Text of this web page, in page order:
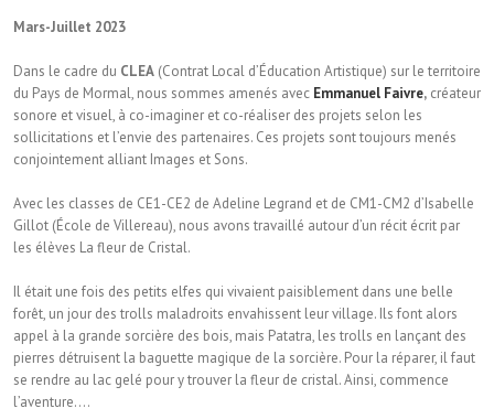
Mars-Juillet 2023
Dans le cadre du CLEA (Contrat Local d’Éducation Artistique) sur le territoire
du Pays de Mormal, nous sommes amenés avec Emmanuel Faivre, créateur
sonore et visuel, à co-imaginer et co-réaliser des projets selon les
sollicitations et l’envie des partenaires. Ces projets sont toujours menés
conjointement alliant Images et Sons.
Avec les classes de CE1-CE2 de Adeline Legrand et de CM1-CM2 d’Isabelle
Gillot (École de Villereau), nous avons travaillé autour d’un récit écrit par
les élèves La fleur de Cristal.
Il était une fois des petits elfes qui vivaient paisiblement dans une belle
forêt, un jour des trolls maladroits envahissent leur village. Ils font alors
appel à la grande sorcière des bois, mais Patatra, les trolls en lançant des
pierres détruisent la baguette magique de la sorcière. Pour la réparer, il faut
se rendre au lac gelé pour y trouver la fleur de cristal. Ainsi, commence
l’aventure….